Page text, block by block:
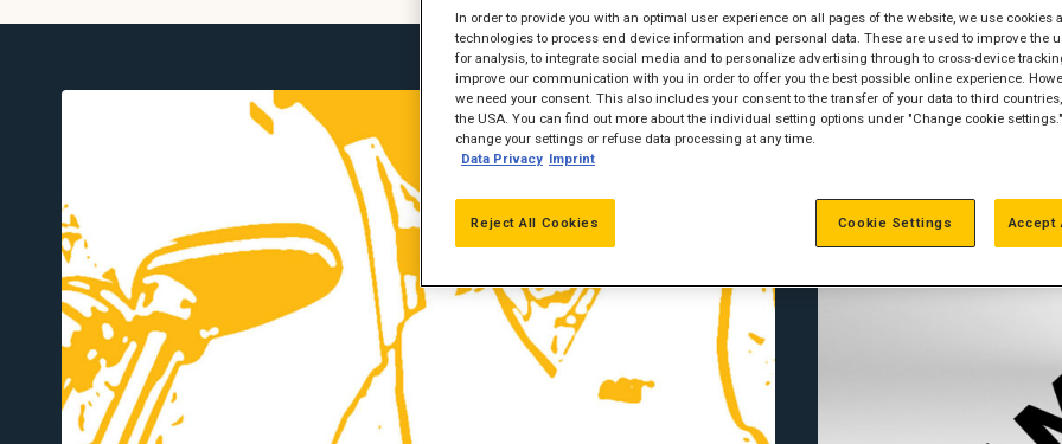
In order to provide you with an optimal user experience on all pages of the website, we use cookies
technologies to process end device information and personal data. These are used to improve the
for analysis, to integrate social media and to personalize advertising through to cross-device
improve our communication with you in order to offer you the best possible online experience.
we need your consent. This also includes your consent to the transfer of your data to third
the USA. You can find out more about the individual setting options under "Change cookie
change your settings or refuse data processing at any time.
Data Privacy Imprint
Reject All Cookies Accept
Cookie Settings